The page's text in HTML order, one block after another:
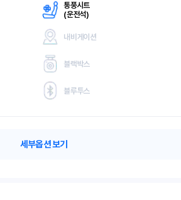
통풍시트
(운전석)
내비게이션
블랙박스
블루투스
세부옵션 보기